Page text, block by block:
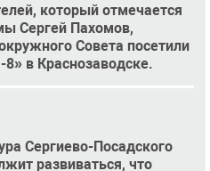
который отмечается
Сергей Пахомов,
Совета посетили
в Краснозаводске.
Сергиево-Посадского
развиваться, что